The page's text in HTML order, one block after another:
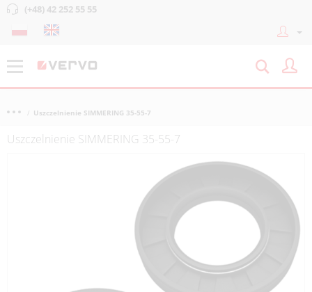
(+48) 42 252 55 55
Uszczelnienie SIMMERING 35-55-7
Uszczelnienie SIMMERING 35-55-7